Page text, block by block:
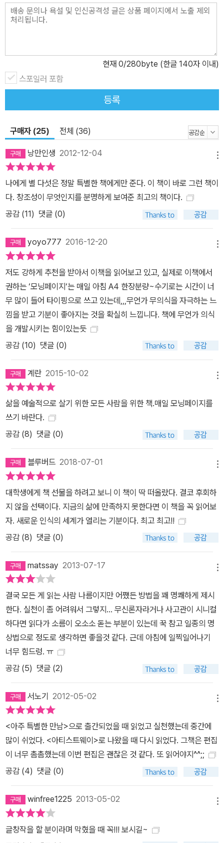
에 이르기까지 다양한 직업의 사람들이 창조적 활동을 일상적으로 수
행할 수 있게 되었다. 이 책의 12주 과정은 수많은 기업과 단체에서
일깨워 삶을 변화시키다 한국에서도 『아티스트 웨이』는 각 지역 문화
센터에서 운영하는 자기계발 프로그램의 교재로 채택되고 있을 만큼
가치를 인정받고 있다. 그 밖에도 이 책의 12주 과정을 실천하며 아티
스트의 꿈을 펼치려는 이들이 결성한 여러 소모임들이 온·오프라인에
금 겪고 있는 문제를 인식하고, 감정의 상처를 치유하며, 묵은 감정의
찌꺼기를 털어내고, 자신감을 강화하게 된다. 무엇보다 이 책이 주는
위안은 ‘나’ 자신이 내가 생각하던 것보다 훨씬 크나큰 존재라는 깨달
음이다. 잃어버린 자아를 회복하고, 자신을 긍정하고, 진정한 나를 만
나는 일이야말로 정말 ‘특별한 즐거움’이 아닐 수 없다. 자신의 재능을
에 떠밀려 정작 원하는 직업을 갖지 못한 사람, 이런저런 이유로 자기
신의 진짜 재능을 찾고 자기가 상상했던 삶을 살아가도록 안내해준
다. 이 책 덕분에 자신의 삶을 바꾸게 되었다는 평범한 주부, 직장인,
학생 등 다양한 연령층의 독자들이 개인 블로그나 홈페이지에 감동
어린 서평을 쏟아내고 있다.
현재 0/280byte (한글 140자 이내)
스포일러 포함
등록
구매자 (25) 전체 (36)
낭만인생 2012-12-04
나에게 별 다섯은 정말 특별한 책에게만 준다. 이 책이 바로 그런 책이
다. 창조성이 무엇인지를 분명하게 보여준 최고의 책이다.
공감 (11) 댓글 (0)
yoyo777 2016-12-20
저도 강하게 추천을 받아서 이책을 읽어보고 있고, 실제로 이책에서
권하는 ‘모닝페이지‘는 매일 아침 A4 한장분량~수기로는 시간이 너
무 많이 들어 타이핑으로 쓰고 있는데,,,무언가 무의식을 자극하는 느
낌을 받고 기분이 좋아지는 것을 확실히 느낍니다. 책에 무언가 의식
을 개발시키는 힘이있는듯
공감 (10) 댓글 (0)
계란 2015-10-02
삶을 예술적으로 살기 위한 모든 사람을 위한 책.매일 모닝페이지를
쓰기 바란다.
공감 (8) 댓글 (0)
블루버드 2018-07-01
대학생에게 책 선물을 하려고 보니 이 책이 딱 떠올랐다. 결코 후회하
지 않을 선택이다. 지금의 삶에 만족하지 못한다면 이 책을 꼭 읽어보
자. 새로운 인식의 세계가 열리는 기분이다. 최고 최고!!
공감 (8) 댓글 (0)
matssay 2013-07-17
결국 모든 게 읽는 사람 나름이지만 어쨌든 방법을 꽤 명쾌하게 제시
한다. 실천이 좀 어려워서 그렇지... 무신론자라거나 사고관이 시니컬
하다면 읽다가 소름이 오소소 돋는 부분이 있는데 꾹 참고 일종의 명
상법으로 정도로 생각하면 좋을것 같다. 근데 아침에 일찍일어나기
너무 힘드렁. ㅠ
공감 (5) 댓글 (2)
서노기 2012-05-02
<아주 특별한 만남>으로 출간되었을 때 읽었고 실천했는데 중간에
많이 쉬었다. <아티스트웨이>로 나왔을 때 다시 읽었다. 그책은 편집
이 너무 촘촘했는데 이번 편집은 괜찮은 것 같다. 또 읽어야지^^;;
공감 (4) 댓글 (0)
winfree1225 2013-05-02
글창작을 할 분이라며 막혔을 때 꼭!!! 보시길~